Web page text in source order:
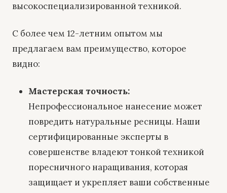
высокоспециализированной техникой.
С более чем 12-летним опытом мы
предлагаем вам преимущество, которое
видно:
Мастерская точность:
Непрофессиональное нанесение может
повредить натуральные ресницы. Наши
сертифицированные эксперты в
совершенстве владеют тонкой техникой
поресничного наращивания, которая
защищает и укрепляет ваши собственные